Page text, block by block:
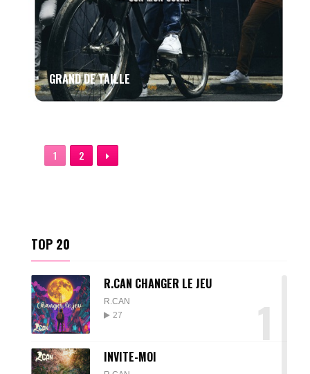
GRAND DE TAILLE
1 2
TOP 20
1
R.CAN CHANGER LE JEU
R.CAN
27
INVITE-MOI